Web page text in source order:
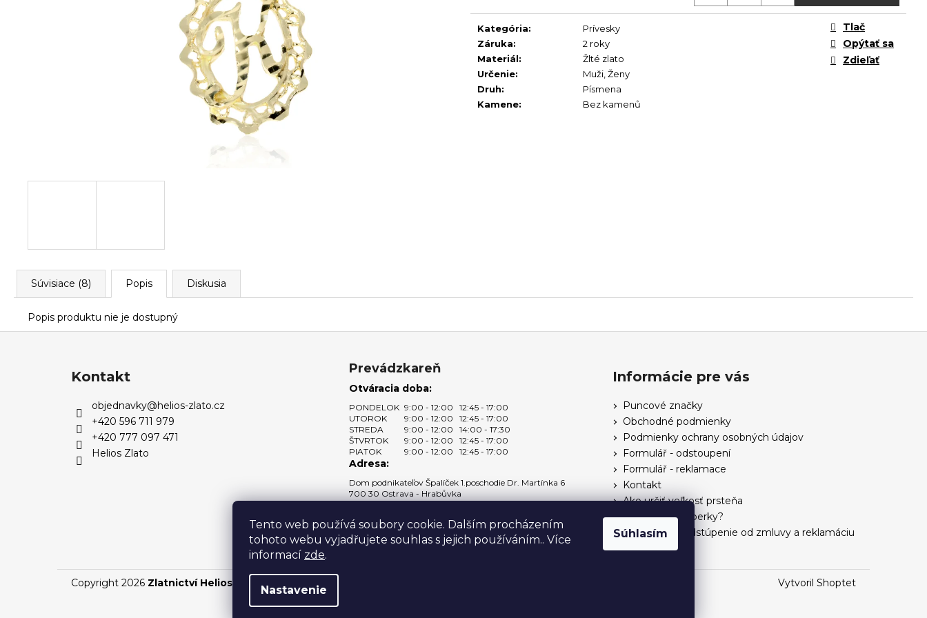
Tento web používá soubory cookie. Dalším procházením
tohoto webu vyjadřujete souhlas s jejich používáním.. Více
informací zde.
Nastavenie
Súhlasím
Kategória:
Prívesky
Záruka:
2 roky
Materiál:
Žlté zlato
Určenie: Muži Ženy
Druh:
Písmena
Kamene: Bez kamenů
Tlač
Opýtať sa
Zdieľať
Súvisiace (8) Popis Diskusia
Popis produktu nie je dostupný
Kontakt
objednavky@helios-zlato.cz
+420 596 711 979
+420 777 097 471
Helios Zlato
Prevádzkareň
Otváracia doba:
PONDELOK 9:00 - 12:00
12:45 - 17:00
UTOROK
9:00 - 12:00
12:45 - 17:00
STREDA
9:00 - 12:00
14:00 - 17:30
ŠTVRTOK
9:00 - 12:00
12:45 - 17:00
PIATOK
9:00 - 12:00 12:45 - 17:00
Adresa:
Dom podnikateľov Špalíček 1.poschodie Dr. Martínka 6
700 30 Ostrava - Hrabůvka
Informácie pre vás
Puncové značky
Obchodné podmienky
Podmienky ochrany osobných údajov
Formulář - odstoupení
Formulář - reklamace
Kontakt
Ako určiť veľkosť prsteňa
Ako si vybrať šperky?
Formulár na odstúpenie od zmluvy a reklamáciu
Vytvoril Shoptet
Copyright 2026 Zlatnictví Helios . Všetky práva vyhradené.